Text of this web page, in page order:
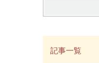
記事一覧